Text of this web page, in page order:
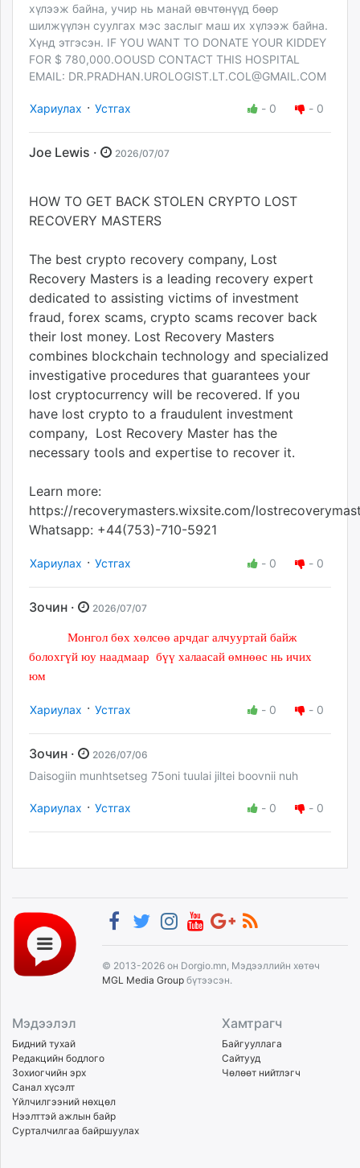
хүлээж байна, учир нь манай өвчтөнүүд бөөр
шилжүүлэн суулгах мэс заслыг маш их хүлээж байна.
Хүнд этгэсэн. IF YOU WANT TO DONATE YOUR KIDDEY
FOR $ 780,000.OOUSD CONTACT THIS HOSPITAL
EMAIL: DR.PRADHAN.UROLOGIST.LT.COL@GMAIL.COM
Хариулах · Устгах - 0 - 0
Joe Lewis · 2026/07/07
HOW TO GET BACK STOLEN CRYPTO LOST
RECOVERY MASTERS
The best crypto recovery company, Lost
Recovery Masters is a leading recovery expert
dedicated to assisting victims of investment
fraud, forex scams, crypto scams recover back
their lost money. Lost Recovery Masters
combines blockchain technology and specialized
investigative procedures that guarantees your
lost cryptocurrency will be recovered. If you
have lost crypto to a fraudulent investment
company, Lost Recovery Master has the
necessary tools and expertise to recover it.
Learn more:
https://recoverymasters.wixsite.com/
Whatsapp: +44(753)-710-5921
Хариулах · Устгах - 0 - 0
Зочин · 2026/07/07
Монгол бөх хөлсөө арчдаг алчууртай байж
болохгүй юу наадмаар бүү халаасай өмнөөс нь ичих
юм
Хариулах · Устгах - 0 - 0
Зочин · 2026/07/06
Daisogiin munhtsetseg 75oni tuulai jiltei boovnii nuh
Хариулах · Устгах - 0 - 0
© 2013-2026 он Dorgio.mn, Мэдээллийн хөтөч
MGL Media Group бүтээсэн.
Мэдээлэл
Бидний тухай
Редакцийн бодлого
Зохиогчийн эрх
Санал хүсэлт
Үйлчилгээний нөхцөл
Нээлттэй ажлын байр
Сурталчилгаа байршуулах
Хамтрагч
Байгууллага
Сайтууд
Чөлөөт нийтлэгч